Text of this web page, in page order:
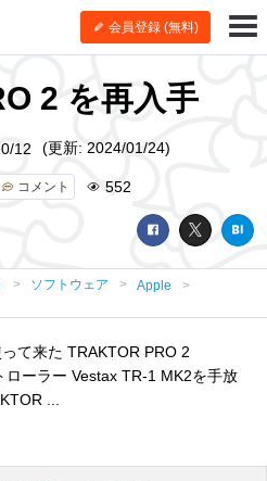
会員登録 (無料)
2 を再入手
コメント 552
12 (更新: 2024/01/24)
ソフトウェア
Apple
て来た TRAKTOR PRO 2
ーラー Vestax TR-1 MK2を手放
...